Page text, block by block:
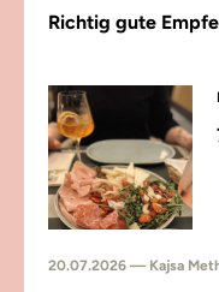
Richtig gute
20.07.2026 — Kajsa